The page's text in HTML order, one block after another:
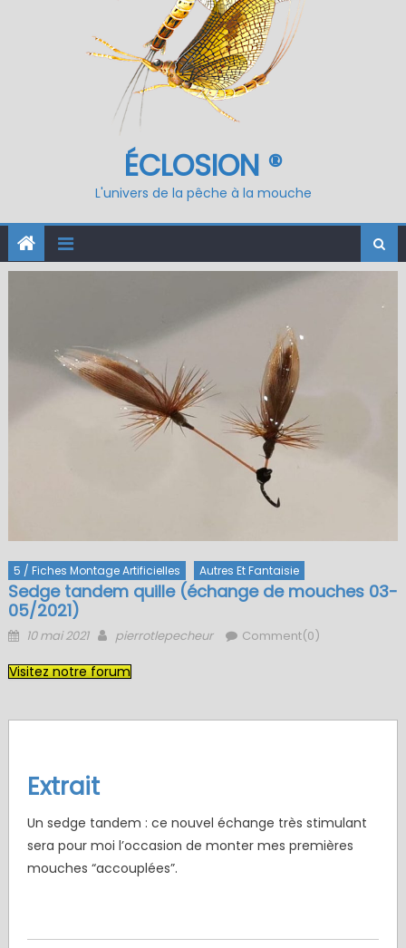
ÉCLOSION ®
L'univers de la pêche à la mouche
5 / Fiches Montage Artificielles Autres Et Fantaisie
Sedge tandem quille (échange de mouches 03-
05/2021)
Posted
10 mai 2021 Author
pierrotlepecheur Comment(0)
Visitez notre forum
Extrait
Un sedge tandem : ce nouvel échange très stimulant
sera pour moi l’occasion de monter mes premières
mouches “accouplées”.